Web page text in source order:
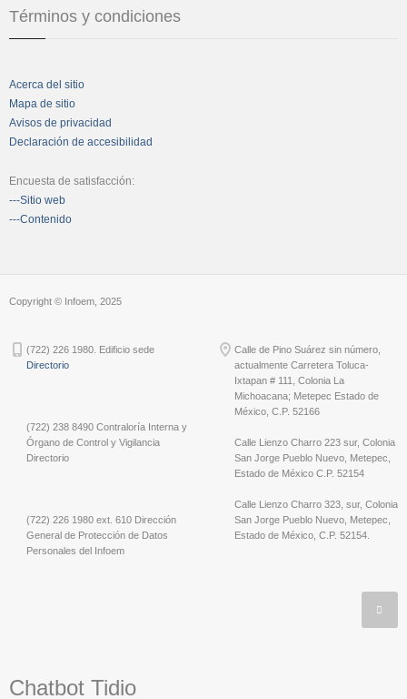
Términos y condiciones
Acerca del sitio
Mapa de sitio
Avisos de privacidad
Declaración de accesibilidad
Encuesta de satisfacción:
---Sitio web
---Contenido
Copyright © Infoem, 2025
(722) 226 1980. Edificio sede
Directorio
(722) 238 8490 Contraloría Interna y
Órgano de Control y Vigilancia
Directorio
(722) 226 1980 ext. 610 Dirección
General de Protección de Datos
Personales del Infoem
Calle de Pino Suárez sin número,
actualmente Carretera Toluca-
Ixtapan # 111, Colonia La
Michoacana; Metepec Estado de
México, C.P. 52166
Calle Lienzo Charro 223 sur, Colonia
San Jorge Pueblo Nuevo, Metepec,
Estado de México C.P. 52154
Calle Lienzo Charro 323, sur, Colonia
San Jorge Pueblo Nuevo, Metepec,
Estado de México, C.P. 52154.
Chatbot Tidio